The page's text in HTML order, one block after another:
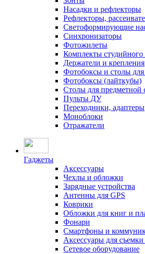
Насадки и рефлекторы
Рефлекторы,
Светоформирующие
Синхронизаторы
Фотожилеты
Комплекты студийного
Держатели и крепления
Фотобоксы и столы
Фотобоксы (лайткубы)
Столы для предметной
Пульты ДУ
Переходники, адаптеры
Моноблоки
Отражатели
Гаджеты
Аксессуары
Чехлы и обложки
Зарядные устройства
Антенны для GPS
Коврики
Обложки для книг и
Фонари
Смартфоны и
Аксессуары для
Сетевое оборудование